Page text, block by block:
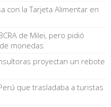
con la Tarjeta Alimentar en
de Milei, pero pidió
monedas
proyectan un rebote
que trasladaba a turistas